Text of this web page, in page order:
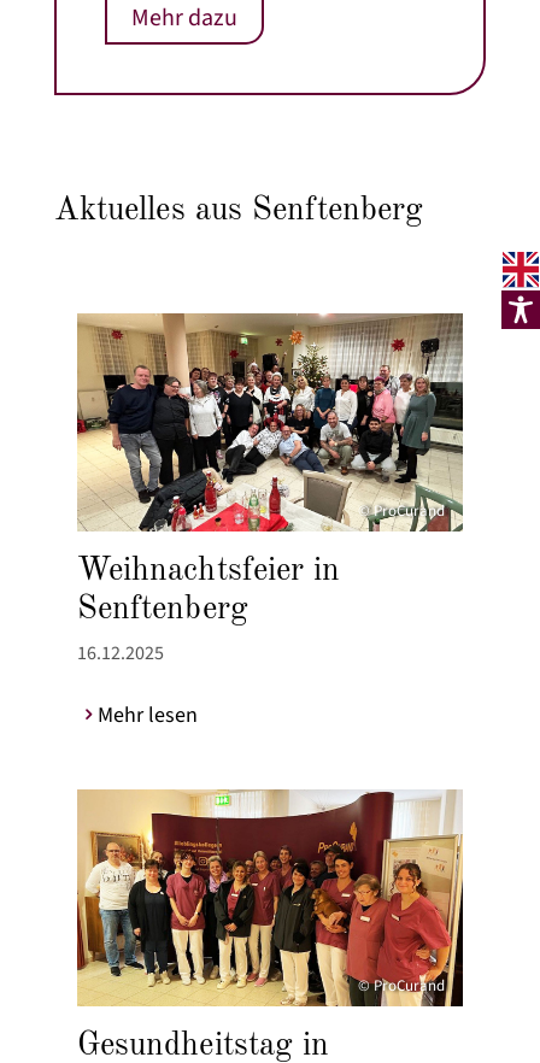
Mehr dazu
Aktuelles aus Senftenberg
© ProCurand
Weihnachtsfeier in
Senftenberg
16.12.2025
Mehr lesen
© ProCurand
Gesundheitstag in